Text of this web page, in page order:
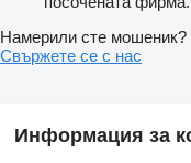
Намерили сте мошеник?
Свържете се с нас
Информация за